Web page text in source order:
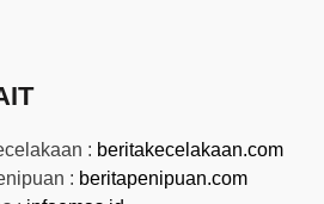
: beritakecelakaan.com
: beritapenipuan.com